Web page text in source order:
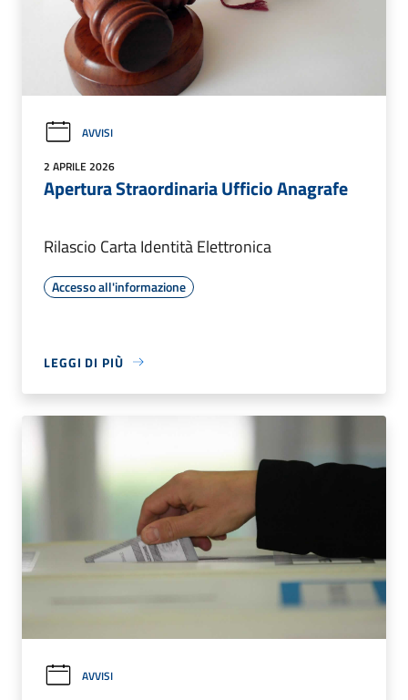
AVVISI
2 APRILE 2026
Apertura Straordinaria Ufficio Anagrafe
Rilascio Carta Identità Elettronica
Accesso all'informazione
LEGGI DI PIÙ
AVVISI